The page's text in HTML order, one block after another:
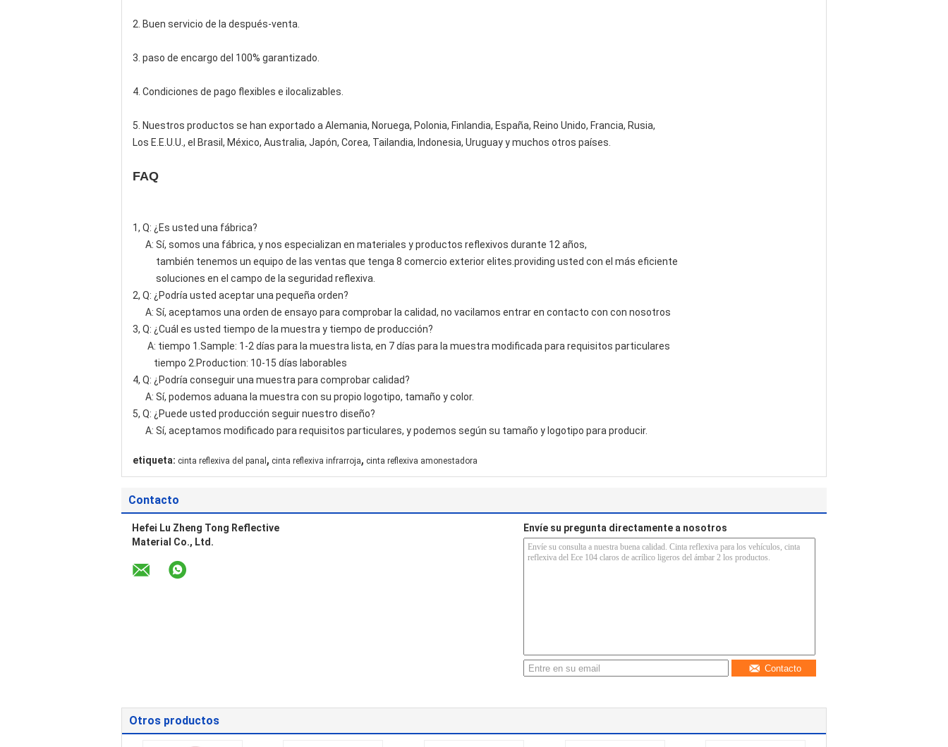
2. Buen servicio de la después-venta.
3. paso de encargo del 100% garantizado.
4. Condiciones de pago flexibles e ilocalizables.
5. Nuestros productos se han exportado a Alemania, Noruega, Polonia, Finlandia, España, Reino Unido, Francia, Rusia,
Los E.E.U.U., el Brasil, México, Australia, Japón, Corea, Tailandia, Indonesia, Uruguay y muchos otros países.
FAQ
1, Q: ¿Es usted una fábrica?
A: Sí, somos una fábrica, y nos especializan en materiales y productos reflexivos durante 12 años,
también tenemos un equipo de las ventas que tenga 8 comercio exterior elites.providing usted con el más eficiente
soluciones en el campo de la seguridad reflexiva.
2, Q: ¿Podría usted aceptar una pequeña orden?
A: Sí, aceptamos una orden de ensayo para comprobar la calidad, no vacilamos entrar en contacto con con nosotros
3, Q: ¿Cuál es usted tiempo de la muestra y tiempo de producción?
A: tiempo 1.Sample: 1-2 días para la muestra lista, en 7 días para la muestra modificada para requisitos particulares
tiempo 2.Production: 10-15 días laborables
4, Q: ¿Podría conseguir una muestra para comprobar calidad?
A: Sí, podemos aduana la muestra con su propio logotipo, tamaño y color.
5, Q: ¿Puede usted producción seguir nuestro diseño?
A: Sí, aceptamos modificado para requisitos particulares, y podemos según su tamaño y logotipo para producir.
etiqueta: cinta reflexiva del panal , cinta reflexiva infrarroja, cinta reflexiva amonestadora
Contacto
Hefei Lu Zheng Tong Reflective
Material Co., Ltd.
Envíe su pregunta directamente a nosotros
Contacto
Otros productos